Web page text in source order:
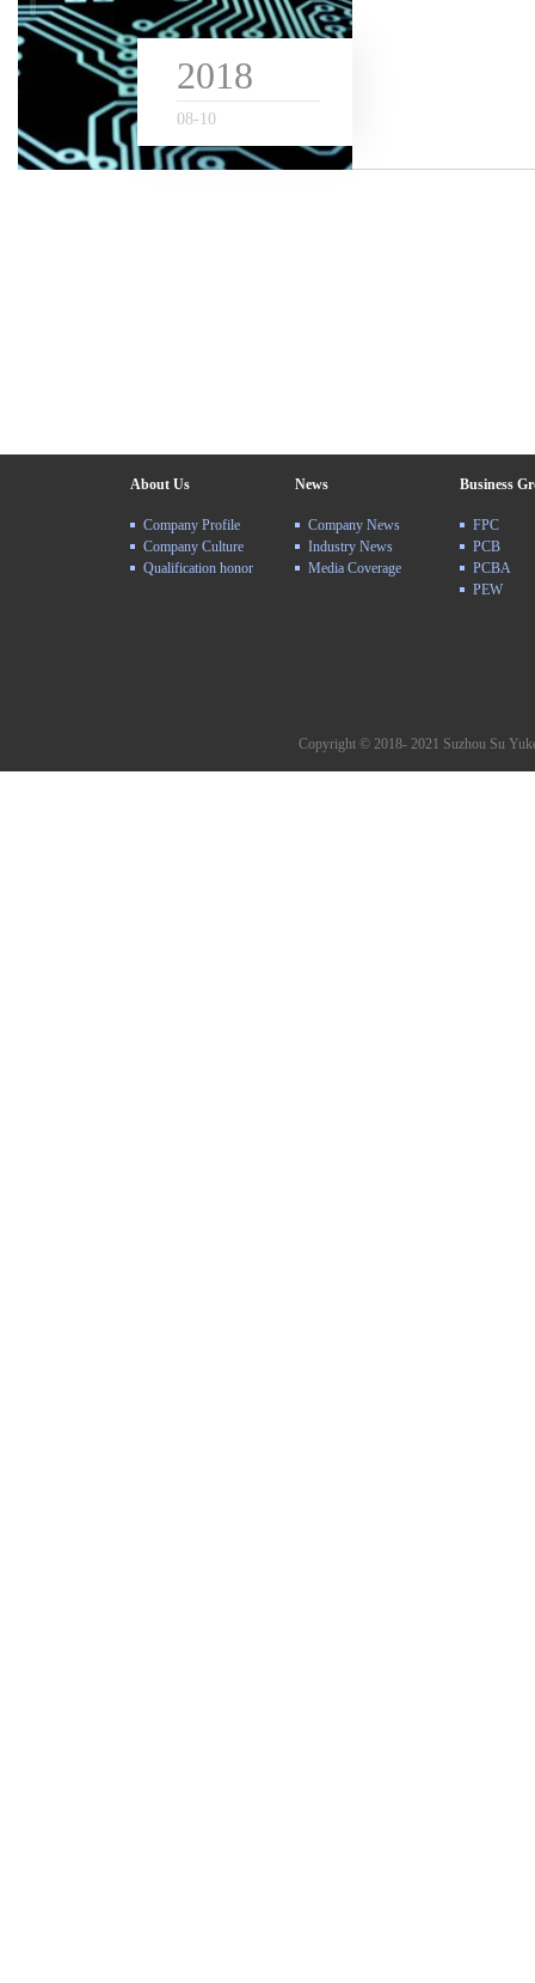
2018
08- 10
About Us
Company Profile
Company Culture
Qualification honor
News
Company News
Industry News
Media Coverage
Business
FPC
PCB
PCBA
PEW
Copyright © 2018- 2021 Suzhou Su